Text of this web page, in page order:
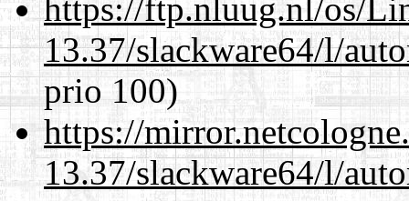
https://ftp.nluug.nl/os/
13.37/slackware64/l/
prio 100)
https://
13.37/slackware64/l/